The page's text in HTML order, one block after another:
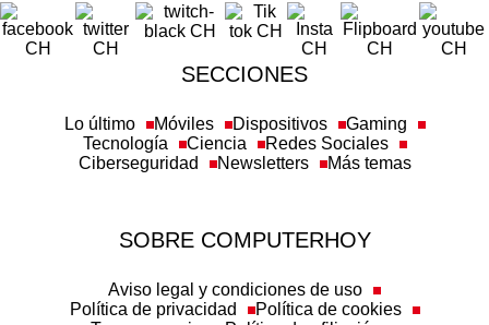
SECCIONES
Lo último Móviles Dispositivos
Gaming
Tecnología
Ciencia
Redes Sociales
Ciberseguridad
Newsletters Más temas
SOBRE COMPUTERHOY
Aviso legal y condiciones de uso
Política de privacidad
Política de cookies